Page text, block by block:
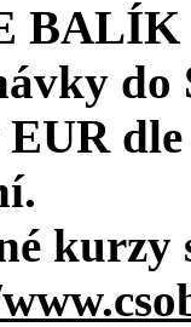
BALÍK
do
EUR
kurzy